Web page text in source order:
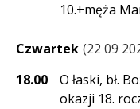
10.+męża
Czwartek 22 09
18.00
O łaski, bł.
okazji 18.